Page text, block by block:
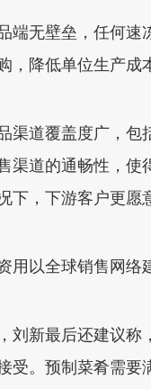
端无壁垒，任何
，降低单位生产成
渠道覆盖度广，
渠道的通畅性，
下，下游客户更愿
用以全球销售网
刘新最后还建议
受。预制菜肴需